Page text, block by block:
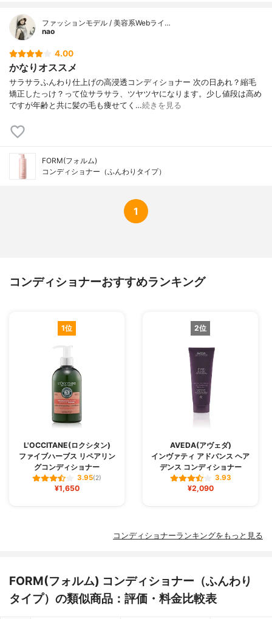
ル、ＰＥＧ－４０水添ヒマシ油、クエン
ファッションモデル / 美容系Webライ…
nao
4.00
かなりオススメ
サラサラふんわり仕上げの高浸透コンディショナー 次の日あれ？縮毛
矯正したっけ？って位サラサラ、ツヤツヤになります。少し値段は高め
ですが年齢と共に髪の毛も痩せてく…続きを見る
FORM(フォルム)
コンディショナー（ふんわりタイプ）
1
コンディショナーおすすめランキング
1位
L'OCCITANE(ロクシタン)
ファイブハーブス リペアリン
グコンディショナー
3.95(2)
¥1,650
2位
AVEDA(アヴェダ)
インヴァティ アドバンス ヘア
デンス コンディショナー
3.93
¥2,090
コンディショナーランキングをもっと見る
FORM(フォルム) コンディショナー（ふんわり
タイプ）の類似商品：評価・料金比較表